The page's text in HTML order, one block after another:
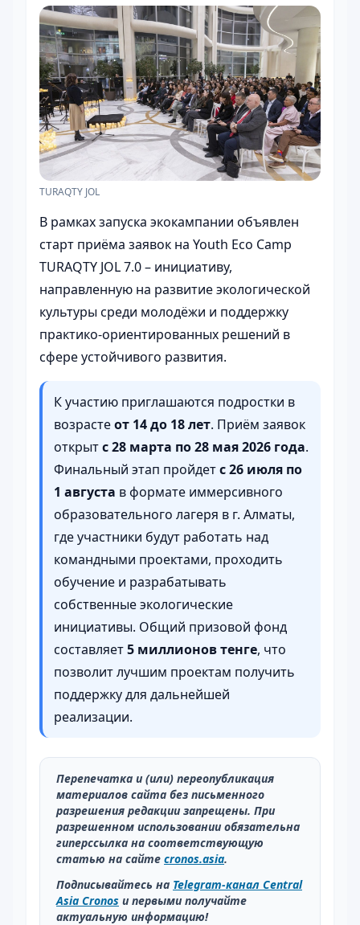
TURAQTY JOL
В рамках запуска экокампании объявлен
старт приёма заявок на Youth Eco Camp
TURAQTY JOL 7.0 – инициативу,
направленную на развитие экологической
культуры среди молодёжи и поддержку
практико-ориентированных решений в
сфере устойчивого развития.
К участию приглашаются подростки в
возрастеот 14 до 18 лет. Приём заявок
открытс 28 марта по 28 мая 2026 года.
Финальный этап пройдетс 26 июля по
1 августа в формате иммерсивного
образовательного лагеря в г. Алматы,
где участники будут работать над
командными проектами, проходить
обучение и разрабатывать
собственные экологические
инициативы. Общий призовой фонд
составляет5 миллионов тенге, что
позволит лучшим проектам получить
поддержку для дальнейшей
реализации.
Перепечатка и (или) переопубликация
материалов сайта без письменного
разрешения редакции запрещены. При
разрешенном использовании обязательна
гиперссылка на соответствующую
статью на сайте cronos.asia.
Подписывайтесь на Telegram-канал Central
Asia Cronos и первыми получайте
актуальную информацию!